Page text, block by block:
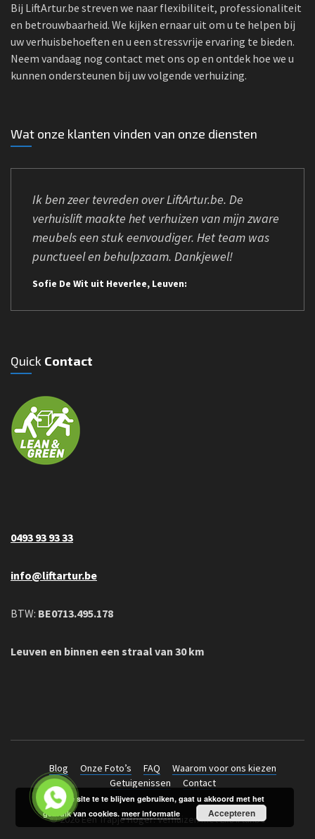
Bij LiftArtur.be streven we naar flexibiliteit, professionaliteit
en betrouwbaarheid. We kijken ernaar uit om u te helpen bij
uw verhuisbehoeften en u een stressvrije ervaring te bieden.
Neem vandaag nog contact met ons op en ontdek hoe we u
kunnen ondersteunen bij uw volgende verhuizing.
Wat onze klanten vinden van onze diensten
Ik ben zeer tevreden over LiftArtur.be. De
verhuislift maakte het verhuizen van mijn zware
meubels een stuk eenvoudiger. Het team was
punctueel en behulpzaam. Dankjewel!
Sofie De Wit uit Heverlee, Leuven:
Quick Contact
0493 93 93 33
info@liftartur.be
BTW: BE0713.495.178
Leuven en binnen een straal van 30 km
Blog Onze Foto’s FAQ
Waarom voor ons kiezen
Getuigenissen
Contact
© 2026 Een Trapje Hoger: Verhuizen met LiftArtur.be
Door de site te te blijven gebruiken, gaat u akkoord met het
gebruik van cookies.meer informatie Accepteren